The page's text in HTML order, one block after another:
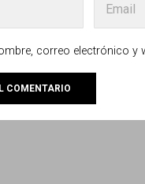
correo electrónico y